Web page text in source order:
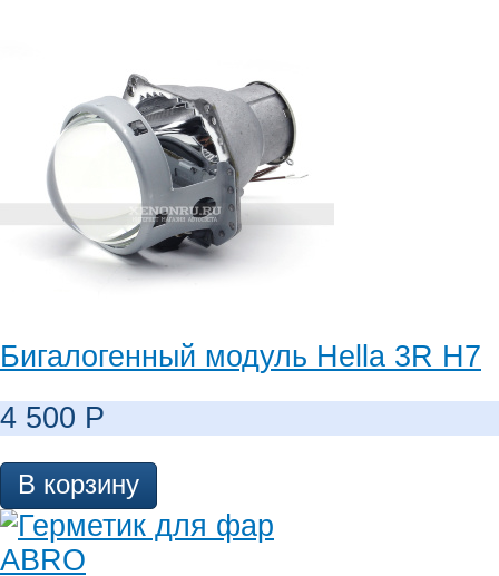
Бигалогенный модуль Hella 3R H7
4 500 Р
В корзину